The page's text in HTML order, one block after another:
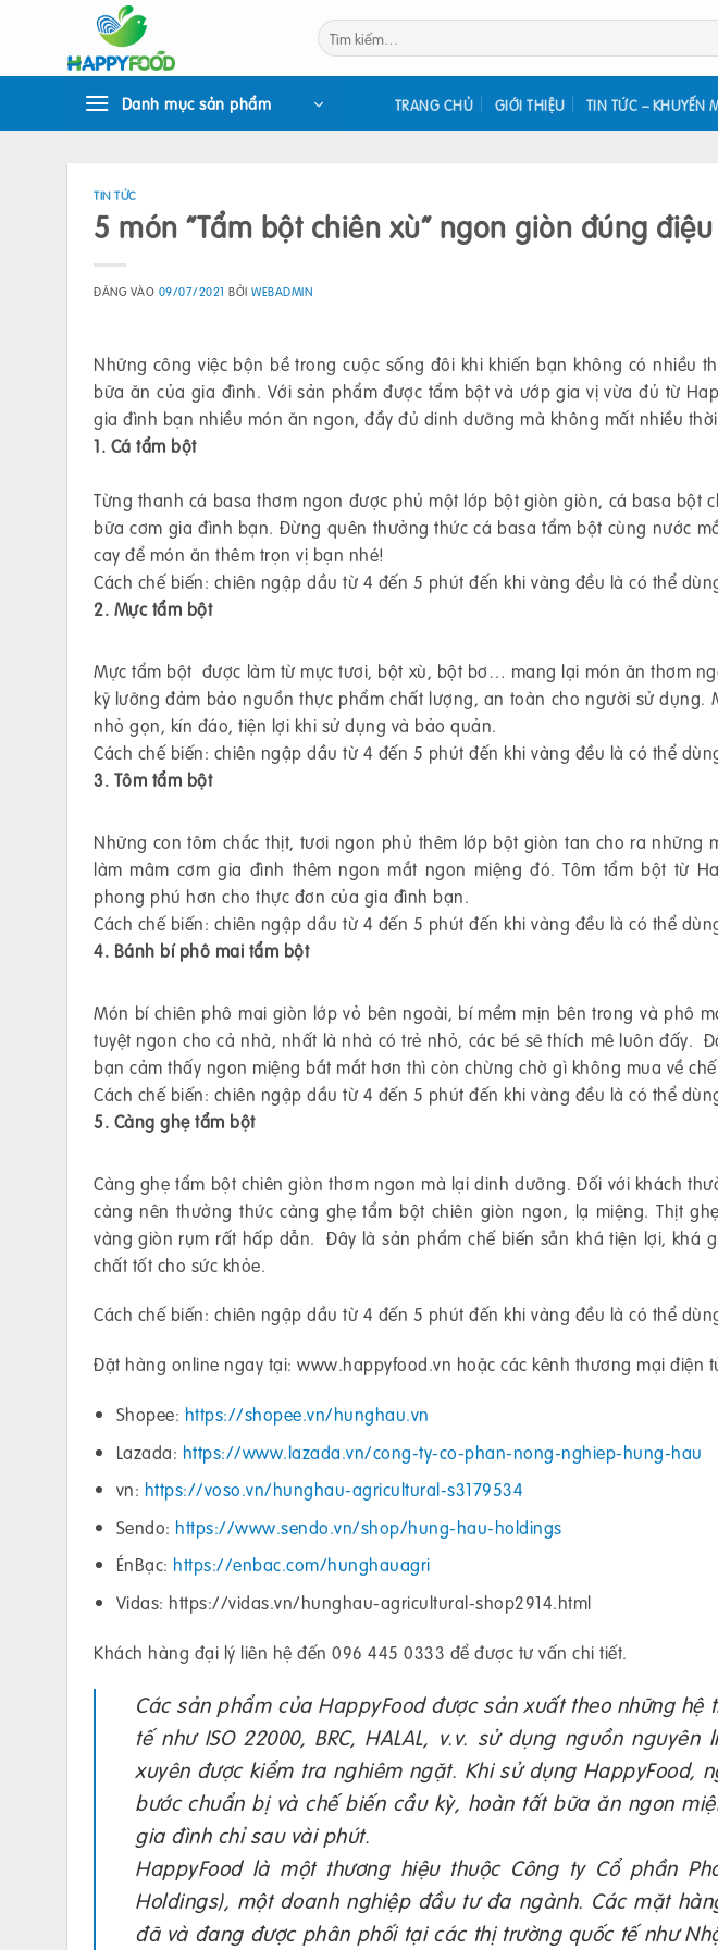
Tìm
kiếm:
Danh mục sản phẩm TRANG CHỦ GIỚI THIỆU TIN TỨC – KHUYẾN
TIN TỨC
5 món “Tẩm bột chiên xù” ngon giòn đúng
ĐĂNG VÀO 09/07/2021 BỞIWEBADMIN
Những công việc bộn bề trong cuộc sống đôi khi khiến bạn không có nhiều
bữa ăn của gia đình. Với sản phẩm được tẩm bột và ướp gia vị vừa đủ từ
gia đình bạn nhiều món ăn ngon, đầy đủ dinh dưỡng mà không mất nhiều
1. Cá tẩm bột
Từng thanh cá basa thơm ngon được phủ một lớp bột giòn giòn, cá basa bột
bữa cơm gia đình bạn. Đừng quên thưởng thức cá basa tẩm bột cùng nước
cay để món ăn thêm trọn vị bạn nhé!
Cách chế biến: chiên ngập dầu từ 4 đến 5 phút đến khi vàng đều là có thể
2. Mực tẩm bột
Mực tẩm bột được làm từ mực tươi, bột xù, bột bơ… mang lại món ăn thơm
kỹ lưỡng đảm bảo nguồn thực phẩm chất lượng, an toàn cho người sử dụng.
nhỏ gọn, kín đáo, tiện lợi khi sử dụng và bảo quản.
Cách chế biến: chiên ngập dầu từ 4 đến 5 phút đến khi vàng đều là có thể
3. Tôm tẩm bột
Những con tôm chắc thịt, tươi ngon phủ thêm lớp bột giòn tan cho ra những
làm mâm cơm gia đình thêm ngon mắt ngon miệng đó. Tôm tẩm bột từ
phong phú hơn cho thực đơn của gia đình bạn.
Cách chế biến: chiên ngập dầu từ 4 đến 5 phút đến khi vàng đều là có thể
4. Bánh bí phô mai tẩm bột
Món bí chiên phô mai giòn lớp vỏ bên ngoài, bí mềm mịn bên trong và phô
tuyệt ngon cho cả nhà, nhất là nhà có trẻ nhỏ, các bé sẽ thích mê luôn đấy.
bạn cảm thấy ngon miệng bắt mắt hơn thì còn chừng chờ gì không mua về
Cách chế biến: chiên ngập dầu từ 4 đến 5 phút đến khi vàng đều là có thể
5. Càng ghẹ tẩm bột
Càng ghẹ tẩm bột chiên giòn thơm ngon mà lại dinh dưỡng. Đối với khách
càng nên thưởng thức càng ghẹ tẩm bột chiên giòn ngon, lạ miệng. Thịt
vàng giòn rụm rất hấp dẫn. Đây là sản phẩm chế biến sẵn khá tiện lợi, khá
chất tốt cho sức khỏe.
Cách chế biến: chiên ngập dầu từ 4 đến 5 phút đến khi vàng đều là có thể
Đặt hàng online ngay tại: www.happyfood.vn hoặc các kênh thương mại điện
Shopee: https://shopee.vn/hunghau.vn
Lazada: https://www.lazada.vn/cong-ty-co-phan-nong-nghiep-hung-hau
vn: https://voso.vn/hunghau-agricultural-s3179534
Sendo: https://www.sendo.vn/shop/hung-hau-holdings
ÉnBạc: https://enbac.com/hunghauagri
Vidas: https://vidas.vn/hunghau-agricultural-shop2914.html
Khách hàng đại lý liên hệ đến 096 445 0333 để được tư vấn chi tiết.
Các sản phẩm của HappyFood được sản xuất theo những
tế như ISO 22000, BRC, HALAL, v.v. sử dụng nguồn
xuyên được kiểm tra nghiêm ngặt. Khi sử dụng HappyFood,
bước chuẩn bị và chế biến cầu kỳ, hoàn tất bữa ăn ngon
gia đình chỉ sau vài phút.
HappyFood là một thương hiệu thuộc Công ty Cổ phần
Holdings), một doanh nghiệp đầu tư đa ngành. Các mặt
đã và đang được phân phối tại các thị trường quốc tế như